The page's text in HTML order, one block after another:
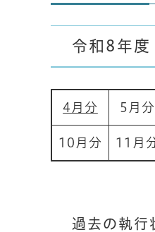
令和8年度
4月分 5月分
10月分 11月
過去の執行